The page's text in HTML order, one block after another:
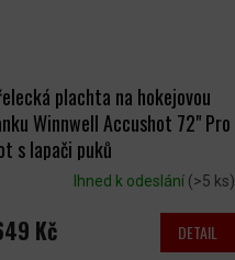
plachta na hokejovou
Winnwell Accushot 72" Pro
s lapači puků
Ihned k odeslání (>5 ks)
Kč DETAIL